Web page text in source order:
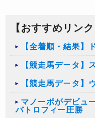
【おすすめリンク
【全着順・結果】
【競走馬データ】
【競走馬データ】
マノーボがデビュ
バトロフィー圧勝